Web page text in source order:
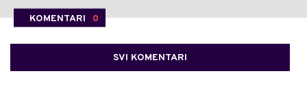
KOMENTARI 0
SVI KOMENTARI